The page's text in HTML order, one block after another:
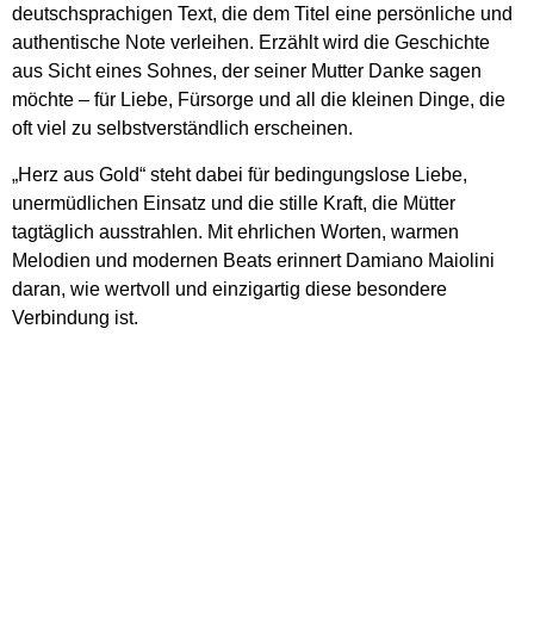
deutschsprachigen Text, die dem Titel eine persönliche und
authentische Note verleihen. Erzählt wird die Geschichte
aus Sicht eines Sohnes, der seiner Mutter Danke sagen
möchte – für Liebe, Fürsorge und all die kleinen Dinge, die
oft viel zu selbstverständlich erscheinen.
„Herz aus Gold“ steht dabei für bedingungslose Liebe,
unermüdlichen Einsatz und die stille Kraft, die Mütter
tagtäglich ausstrahlen. Mit ehrlichen Worten, warmen
Melodien und modernen Beats erinnert Damiano Maiolini
daran, wie wertvoll und einzigartig diese besondere
Verbindung ist.